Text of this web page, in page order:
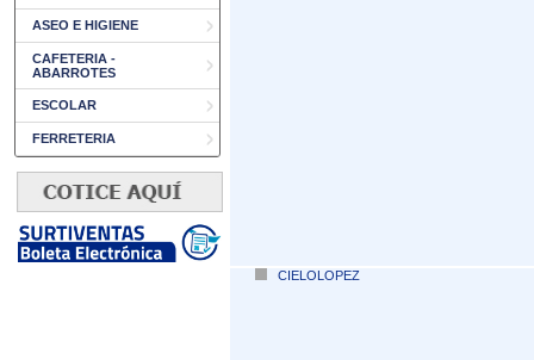
ASEO E HIGIENE
CAFETERIA -
ABARROTES
ESCOLAR
FERRETERIA
CIELOLOPEZ